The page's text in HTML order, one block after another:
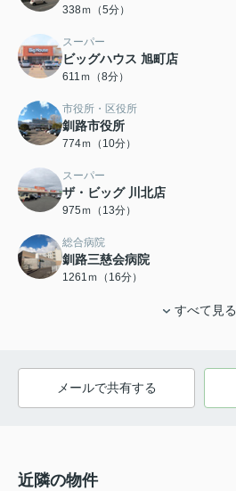
338ｍ（5分）
スーパー
ビッグハウス 旭町店
611ｍ（8分）
市役所・区役所
釧路市役所
774ｍ（10分）
スーパー
ザ・ビッグ 川北店
975ｍ（13分）
総合病院
釧路三慈会病院
1261ｍ（16分）
すべて見る
メールで共有する
近隣の物件